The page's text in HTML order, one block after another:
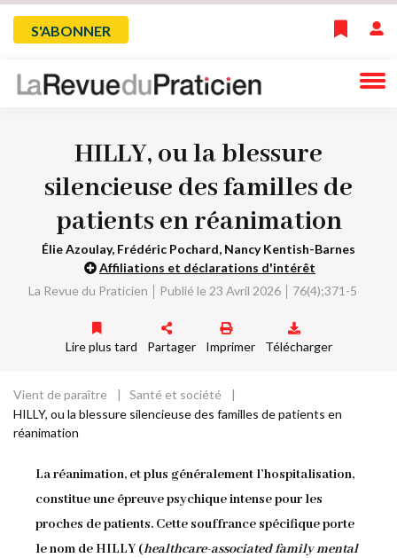
Skip
navigation
Menu
du
l'utilisateur
S'ABONNER
HILLY, ou la blessure
silencieuse des familles de
patients en réanimation
Élie Azoulay, Frédéric Pochard, Nancy Kentish-Barnes
Affiliations et déclarations d'intérêt
La Revue du Praticien
Publié le 23 Avril 2026 76(4);371-5
Lire plus tard Partager Imprimer Télécharger
Fil
Vient de paraître
Santé et société
HILLY, ou la blessure silencieuse des familles de patients en
réanimation
La réanimation, et plus généralement l’hospitalisation,
constitue une épreuve psychique intense pour les
proches de patients. Cette souffrance spécifique porte
le nom de HILLY (healthcare-associated family mental